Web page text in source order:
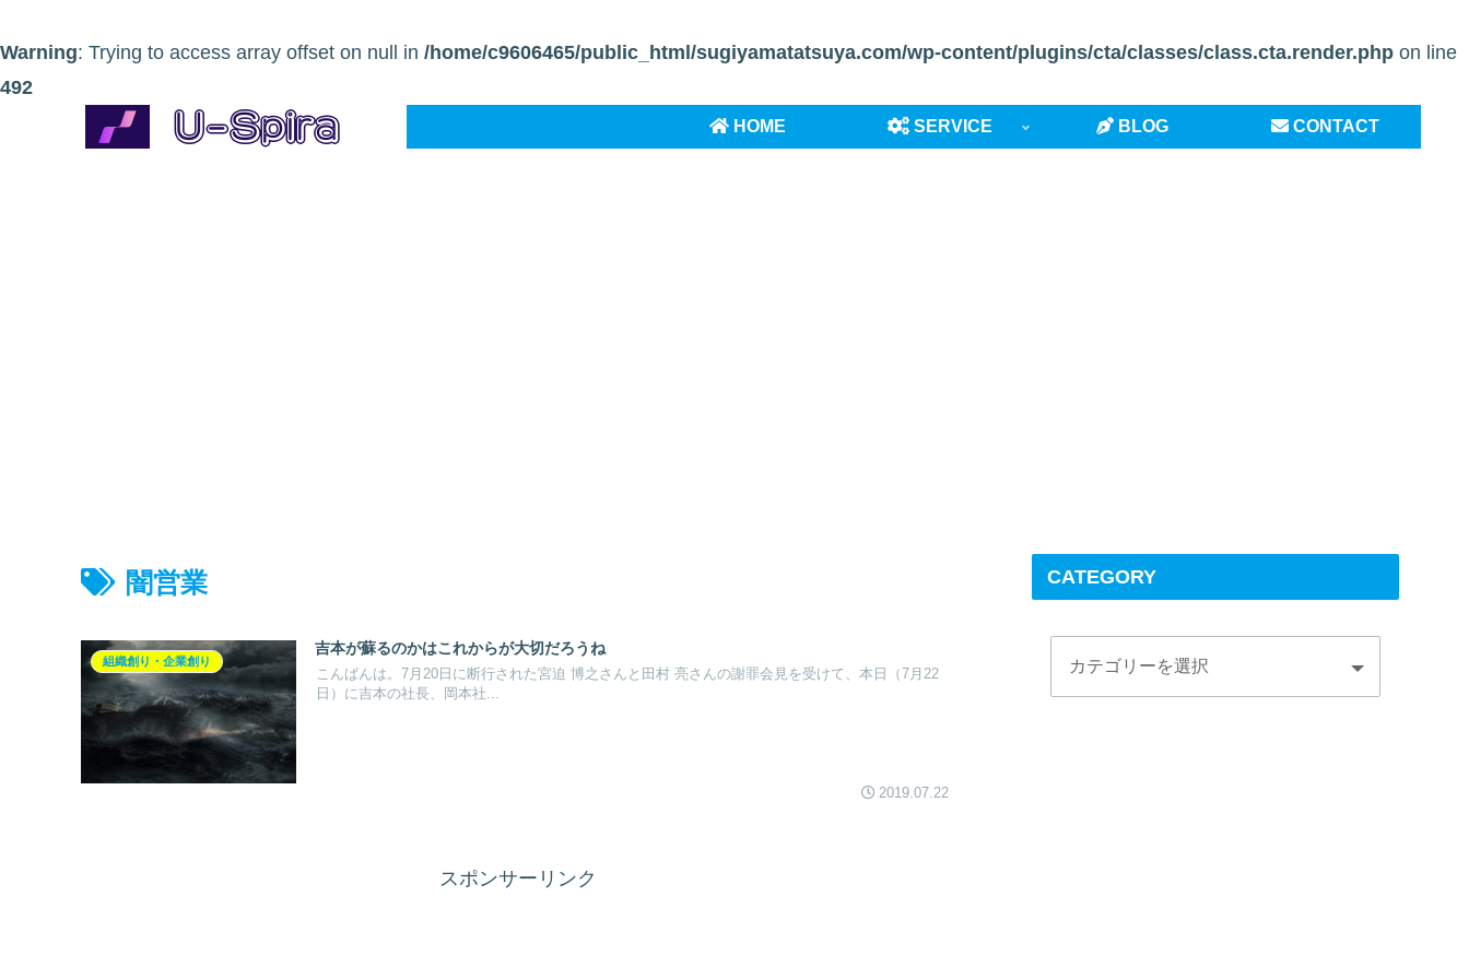
Warning: Trying to access array offset on null in /home/c9606465/public_html/sugiyamatatsuya.com/wp-content/plugins/cta/classes/class.cta.render.php on line
492
HOME SERVICE BLOG CONTACT
闇営業
組織創り・企業創り
吉本が蘇るのかはこれからが大切だろうね
こんばんは。7月20日に断行された宮迫 博之さんと田村 亮さんの謝罪会見を受けて、本日（7月22
日）に吉本の社長、岡本社...
2019.07.22
スポンサーリンク
CATEGORY